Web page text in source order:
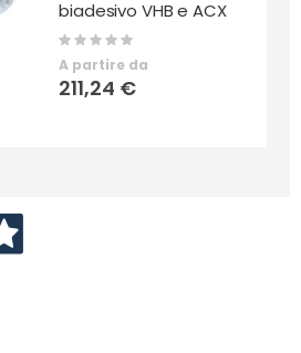
biadesivo VHB e ACX
Rating:
0%
A partire da
211,24 €